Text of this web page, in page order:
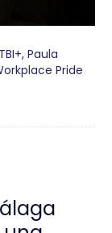
Paula
Pride